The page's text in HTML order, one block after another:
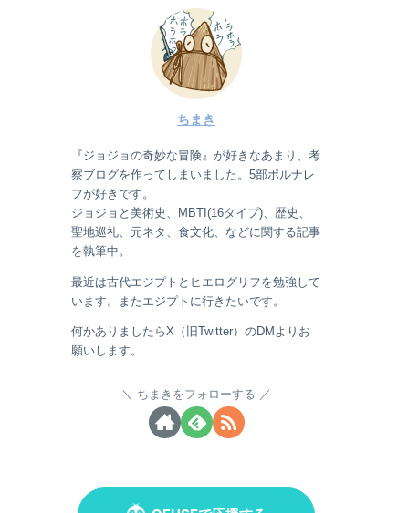
ちまき
『ジョジョの奇妙な冒険』が好きなあまり、考
察ブログを作ってしまいました。5部ポルナレ
フが好きです。
ジョジョと美術史、MBTI(16タイプ)、歴史、
聖地巡礼、元ネタ、食文化、などに関する記事
を執筆中。
最近は古代エジプトとヒエログリフを勉強して
います。またエジプトに行きたいです。
何かありましたらX（旧Twitter）のDMよりお
願いします。
ちまきをフォローする